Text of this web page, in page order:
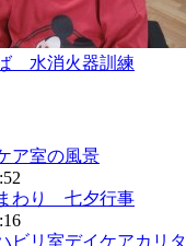
ア室の風景
わり 七夕行事
ビリ室デイケアカリ